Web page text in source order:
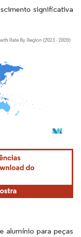
significativa
conforme CC BY 4.0.
alumínio para peças